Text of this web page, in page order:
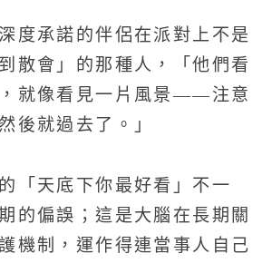
度承諾的伴侶在派對上不是
散會」的那種人，「他們看
就像看見一片風景——注意
後就過去了。」
「天底下你最好看」不一
的偏誤；這是大腦在長期關
機制，運作得連當事人自己